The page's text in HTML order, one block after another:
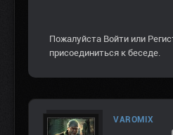
Пожалуйста Войти или
присоединиться к беседе.
VAROMIX